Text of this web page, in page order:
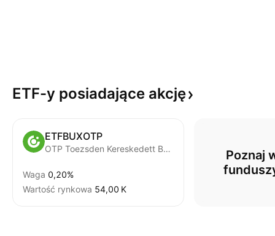
ETF-y posiadające akcję
ETFBUXOTP
OTP Toezsden Kereskedett Bux Indexkoevetoe Alap
Waga 0,20%
Wartość rynkowa ‪54,00 K‬
Poznaj